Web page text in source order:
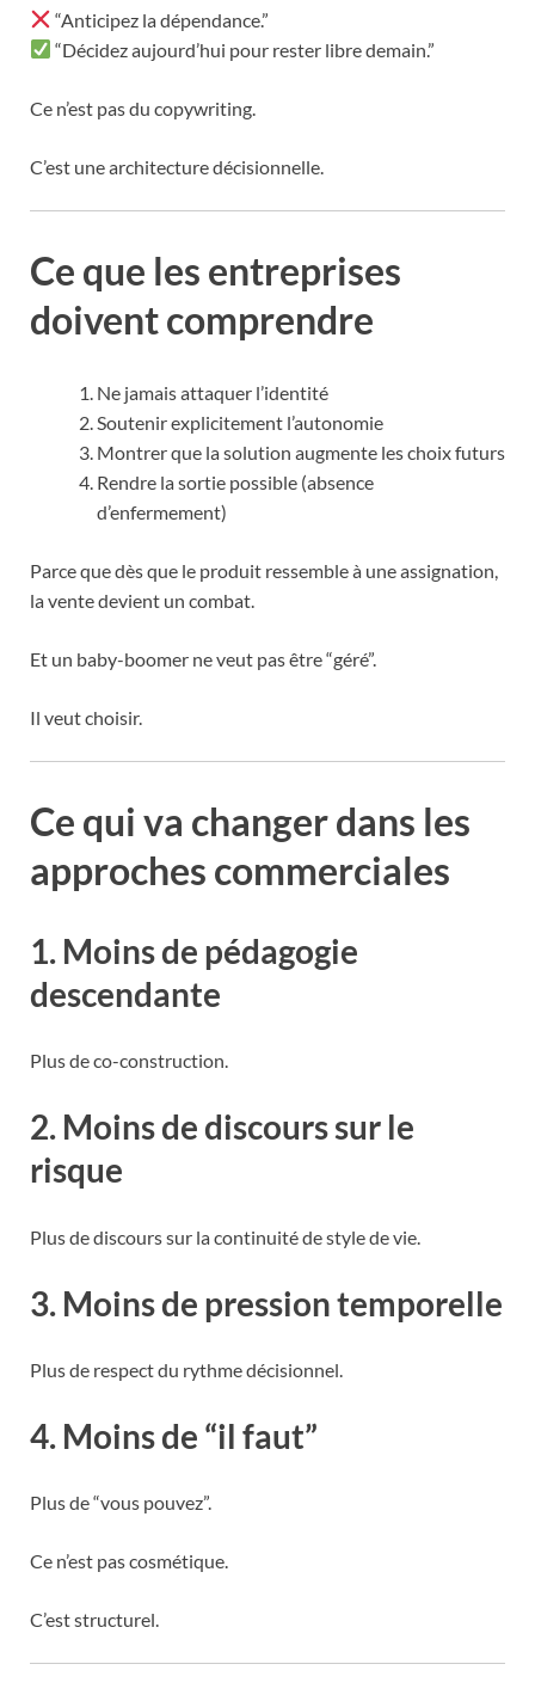
“Anticipez la dépendance.”
“Décidez aujourd’hui pour rester libre demain.”
Ce n’est pas du copywriting.
C’est une architecture décisionnelle.
Ce que les entreprises
doivent comprendre
Ne jamais attaquer l’identité
Soutenir explicitement l’autonomie
Montrer que la solution augmente les choix futurs
Rendre la sortie possible (absence
d’enfermement)
Parce que dès que le produit ressemble à une assignation,
la vente devient un combat.
Et un baby-boomer ne veut pas être “géré”.
Il veut choisir.
Ce qui va changer dans les
approches commerciales
1. Moins de pédagogie
descendante
Plus de co-construction.
2. Moins de discours sur le
risque
Plus de discours sur la continuité de style de vie.
3. Moins de pression temporelle
Plus de respect du rythme décisionnel.
4. Moins de “il faut”
Plus de “vous pouvez”.
Ce n’est pas cosmétique.
C’est structurel.